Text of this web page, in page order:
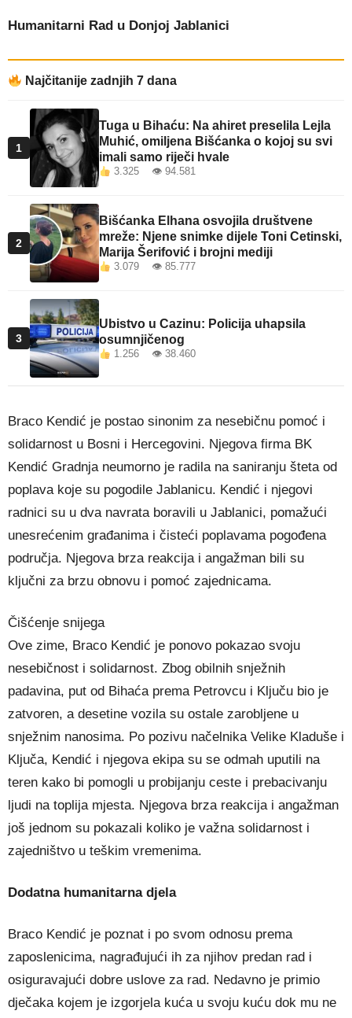
Humanitarni Rad u Donjoj Jablanici
Najčitanije zadnjih 7 dana
1
Tuga u Bihaću: Na ahiret preselila Lejla
Muhić, omiljena Bišćanka o kojoj su svi
imali samo riječi hvale
3.325 👁 94.581
2
Bišćanka Elhana osvojila društvene
mreže: Njene snimke dijele Toni Cetinski,
Marija Šerifović i brojni mediji
3.079 👁 85.777
3
Ubistvo u Cazinu: Policija uhapsila
osumnjičenog
1.256 👁 38.460
Braco Kendić je postao sinonim za nesebičnu pomoć i
solidarnost u Bosni i Hercegovini. Njegova firma BK
Kendić Gradnja neumorno je radila na saniranju šteta od
poplava koje su pogodile Jablanicu. Kendić i njegovi
radnici su u dva navrata boravili u Jablanici, pomažući
unesrećenim građanima i čisteći poplavama pogođena
područja. Njegova brza reakcija i angažman bili su
ključni za brzu obnovu i pomoć zajednicama.
Čišćenje snijega
Ove zime, Braco Kendić je ponovo pokazao svoju
nesebičnost i solidarnost. Zbog obilnih snježnih
padavina, put od Bihaća prema Petrovcu i Ključu bio je
zatvoren, a desetine vozila su ostale zarobljene u
snježnim nanosima. Po pozivu načelnika Velike Kladuše i
Ključa, Kendić i njegova ekipa su se odmah uputili na
teren kako bi pomogli u probijanju ceste i prebacivanju
ljudi na toplija mjesta. Njegova brza reakcija i angažman
još jednom su pokazali koliko je važna solidarnost i
zajedništvo u teškim vremenima.
Dodatna humanitarna djela
Braco Kendić je poznat i po svom odnosu prema
zaposlenicima, nagrađujući ih za njihov predan rad i
osiguravajući dobre uslove za rad. Nedavno je primio
dječaka kojem je izgorjela kuća u svoju kuću dok mu ne